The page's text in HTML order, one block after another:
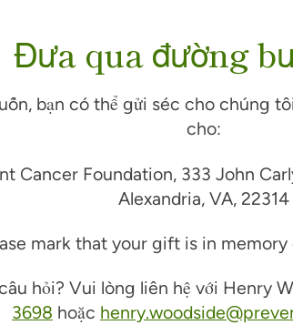
Đưa qua đường
bạn có thể gửi séc cho chúng
cho:
Cancer Foundation, 333 John
Alexandria, VA, 22314
mark that your gift is in
hỏi? Vui lòng liên hệ với Henry
3698 hoặc